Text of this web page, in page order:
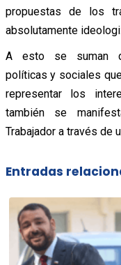
propuestas de los
absolutamente
A esto se suman
políticas y sociales
representar los
también se
Trabajador a través de
Entradas